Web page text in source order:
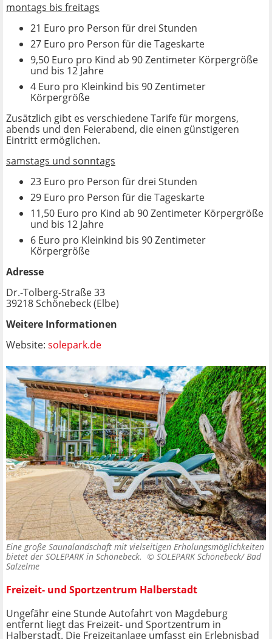
montags bis freitags
21 Euro pro Person für drei Stunden
27 Euro pro Person für die Tageskarte
9,50 Euro pro Kind ab 90 Zentimeter Körpergröße
und bis 12 Jahre
4 Euro pro Kleinkind bis 90 Zentimeter
Körpergröße
Zusätzlich gibt es verschiedene Tarife für morgens,
abends und den Feierabend, die einen günstigeren
Eintritt ermöglichen.
samstags und sonntags
23 Euro pro Person für drei Stunden
29 Euro pro Person für die Tageskarte
11,50 Euro pro Kind ab 90 Zentimeter Körpergröße
und bis 12 Jahre
6 Euro pro Kleinkind bis 90 Zentimeter
Körpergröße
Adresse
Dr.-Tolberg-Straße 33
39218 Schönebeck (Elbe)
Weitere Informationen
Website: solepark.de
Eine große Saunalandschaft mit vielseitigen Erholungsmöglichkeiten
bietet der SOLEPARK in Schönebeck. © SOLEPARK Schönebeck/ Bad
Salzelme
Freizeit- und Sportzentrum Halberstadt
Ungefähr eine Stunde Autofahrt von Magdeburg
entfernt liegt das Freizeit- und Sportzentrum in
Halberstadt. Die Freizeitanlage umfasst ein Erlebnisbad